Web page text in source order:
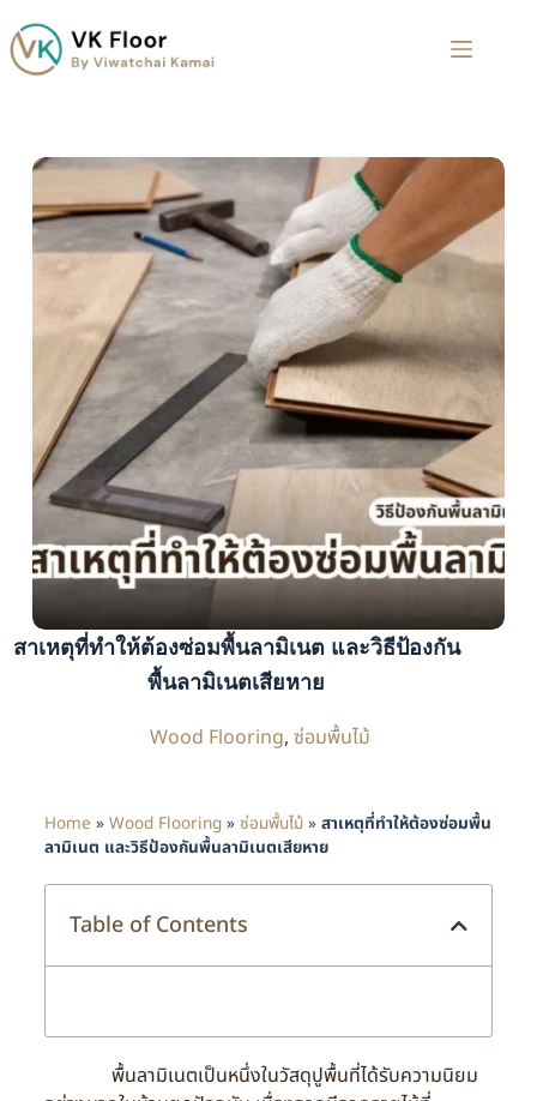
สาเหตุที่ทำให้ต้องซ่อมพื้นลามิเนต และวิธีป้องกัน
พื้นลามิเนตเสียหาย
Wood Flooring,ซ่อมพื้นไม้
Home » Wood Flooring» ซ่อมพื้นไม้» สาเหตุที่ทำให้ต้องซ่อมพื้น
ลามิเนต และวิธีป้องกันพื้นลามิเนตเสียหาย
Table of Contents
พื้นลามิเนตเป็นหนึ่งในวัสดุปูพื้นที่ได้รับความนิยม